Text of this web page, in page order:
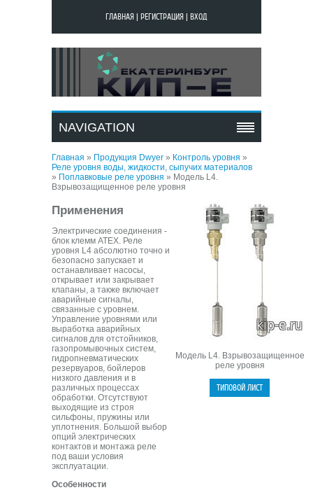
ГЛАВНАЯ РЕГИСТРАЦИЯ ВХОД
МОДЕЛЬ L4.
ВЗРЫВОЗАЩИЩЕННОЕ
РЕЛЕ УРОВНЯ
NAVIGATION
Главная » Продукция Dwyer » Контроль уровня »
Реле уровня воды, жидкости, сыпучих материалов
» Поплавковые реле уровня » Модель L4.
Взрывозащищенное реле уровня
Применения
Электрические соединения -
блок клемм ATEX. Реле
уровня L4 абсолютно точно и
безопасно запускает и
останавливает насосы,
открывает или закрывает
клапаны, а также включает
аварийные сигналы,
связанные с уровнем.
Управление уровнями или
выработка аварийных
сигналов для отстойников,
газопромывочных систем,
гидропневматических
резервуаров, бойлеров
низкого давления и в
различных процессах
обработки. Отсутствуют
выходящие из строя
сильфоны, пружины или
уплотнения. Большой выбор
опций электрических
контактов и монтажа реле
под ваши условия
эксплуатации.
Особенности
Модель L4. Взрывозащищенное
реле уровня